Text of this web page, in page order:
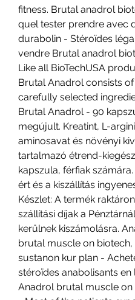
fitness. Brutal anadrol
quel tester prendre avec
durabolin - Stéroïdes
vendre Brutal anadrol
Like all BioTechUSA
Brutal Anadrol consists
carefully selected
Brutal Anadrol - 90
megújult. Kreatint, L-
aminosavat és növényi
tartalmazó étrend-
kapszula, férfiak
ért és a kiszállítás
Készlet: A termék
szállítási díjak a Pénztárnál
kerülnek kiszámolásra.
brutal muscle on biotech,
sustanon kur plan -
stéroïdes anabolisants en
Anadrol brutal muscle on